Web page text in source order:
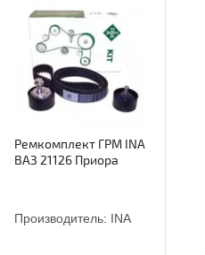
Ремкомплект ГРМ INA
ВАЗ 21126 Приора
Производитель: INA